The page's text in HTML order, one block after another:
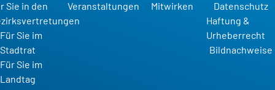
Sie in den
Für Sie im
Stadtrat
Für Sie im
Landtag
Veranstaltungen
Mitwirken
Datenschutz
Haftung &
Urheberrecht
Bildnachweise